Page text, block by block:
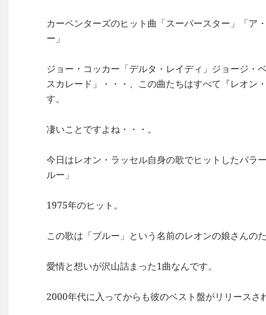
カーペンターズのヒット曲「スーパースター」「ア
ー」
ジョー・コッカー「デルタ・レイディ」ジョージ・
スカレード」・・・、この曲たちはすべて『レオン
す。
凄いことですよね・・・。
今日はレオン・ラッセル自身の歌でヒットしたバラ
ルー」
1975年のヒット。
この歌は「ブルー」という名前のレオンの娘さんの
愛情と想いが沢山詰まった1曲なんです。
2000年代に入ってからも彼のベスト盤がリリースさ